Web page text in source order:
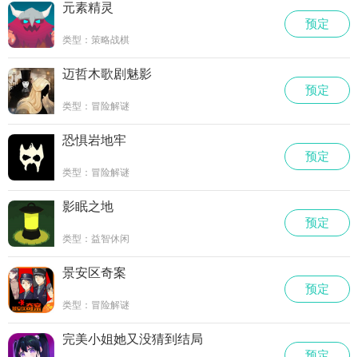
元素精灵
类型：策略战棋
预定
迈哲木歌剧魅影
类型：冒险解谜
预定
恐惧岩地牢
类型：冒险解谜
预定
影眠之地
类型：益智休闲
预定
景安区奇案
类型：冒险解谜
预定
完美小姐她又没猜到结局